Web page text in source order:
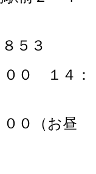
５３
００ １４：
０（お昼